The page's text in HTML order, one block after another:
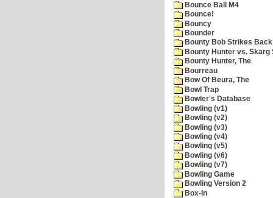
Bounce Ball M4
Bounce!
Bouncy
Bounder
Bounty Bob Strikes
Bounty Hunter vs. Skarg
Bounty Hunter, The
Bourreau
Bow Of Beura, The
Bowl Trap
Bowler's Database
Bowling (v1)
Bowling (v2)
Bowling (v3)
Bowling (v4)
Bowling (v5)
Bowling (v6)
Bowling (v7)
Bowling Game
Bowling Version 2
Box-In